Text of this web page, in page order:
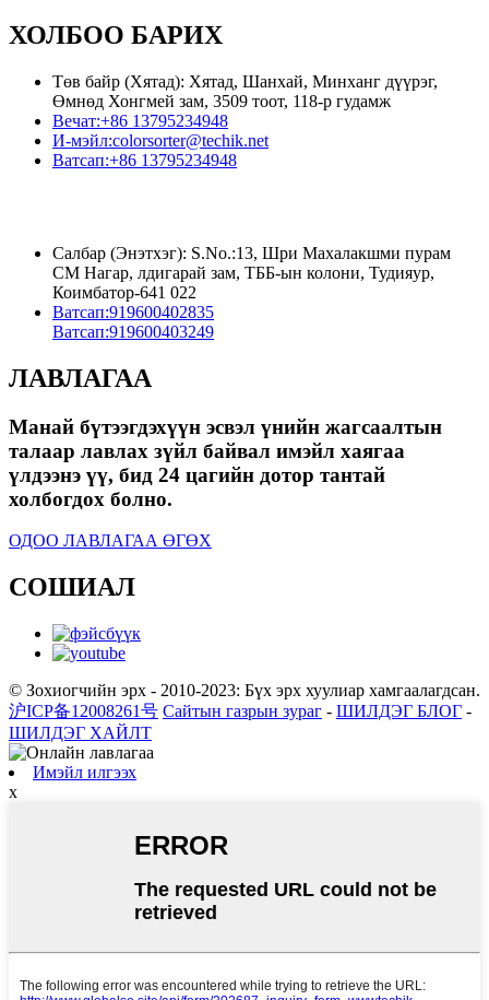
ХОЛБОО БАРИХ
Төв байр (Хятад): Хятад, Шанхай, Минханг дүүрэг,
Өмнөд Хонгмей зам, 3509 тоот, 118-р гудамж
Вечат:+86 13795234948
И-мэйл:colorsorter@techik.net
Ватсап:+86 13795234948
Салбар (Энэтхэг): S.No.:13, Шри Махалакшми пурам
СМ Нагар, лдигарай зам, ТББ-ын колони, Тудияур,
Коимбатор-641 022
Ватсап:919600402835
Ватсап:919600403249
ЛАВЛАГАА
Манай бүтээгдэхүүн эсвэл үнийн жагсаалтын
талаар лавлах зүйл байвал имэйл хаягаа
үлдээнэ үү, бид 24 цагийн дотор тантай
холбогдох болно.
ОДОО ЛАВЛАГАА ӨГӨХ
СОШИАЛ
© Зохиогчийн эрх - 2010-2023: Бүх эрх хуулиар хамгаалагдсан.
沪ICP备12008261号 Сайтын газрын зураг - ШИЛДЭГ БЛОГ -
ШИЛДЭГ ХАЙЛТ
Имэйл илгээх
x